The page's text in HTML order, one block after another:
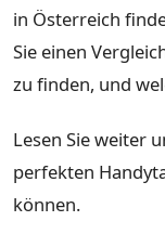
in Österreich
Sie einen
zu finden, und
Lesen Sie weiter
perfekten
können.